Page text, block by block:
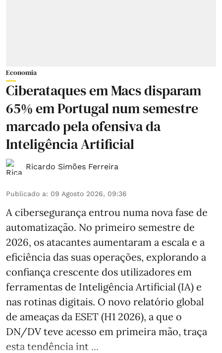
Economia
Ciberataques em Macs disparam
65% em Portugal num semestre
marcado pela ofensiva da
Inteligência Artificial
Ricardo Simões Ferreira
Publicado a: 09 Agosto 2026, 09:36
A cibersegurança entrou numa nova fase de
automatização. No primeiro semestre de
2026, os atacantes aumentaram a escala e a
eficiência das suas operações, explorando a
confiança crescente dos utilizadores em
ferramentas de Inteligência Artificial (IA) e
nas rotinas digitais. O novo relatório global
de ameaças da ESET (H1 2026), a que o
DN/DV teve acesso em primeira mão, traça
esta tendência int ...